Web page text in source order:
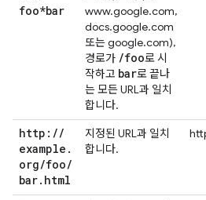
foo*bar
www.google.com,
docs.google.com
또는 google.com),
경로가 /foo로 시
작하고 bar로 끝나
는 모든 URL과 일치
합니다.
http: //
example .
org/foo/
bar. html
지정된 URL과 일치
합니다.